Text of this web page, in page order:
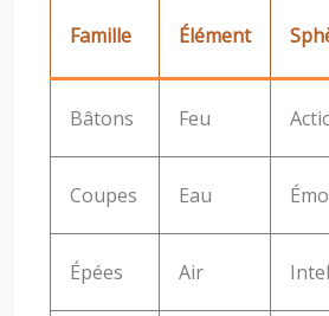
Famille Élément
Bâtons Feu
Coupes Eau
Épées Air